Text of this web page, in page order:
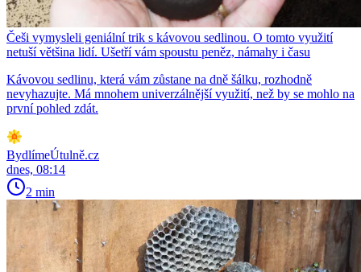
Češi vymysleli geniální trik s kávovou sedlinou. O tomto využití
netuší většina lidí. Ušetří vám spoustu peněz, námahy i času
Kávovou sedlinu, která vám zůstane na dně šálku, rozhodně
nevyhazujte. Má mnohem univerzálnější využití, než by se mohlo na
první pohled zdát.
BydlímeÚtulně.cz
dnes, 08:14
2 min